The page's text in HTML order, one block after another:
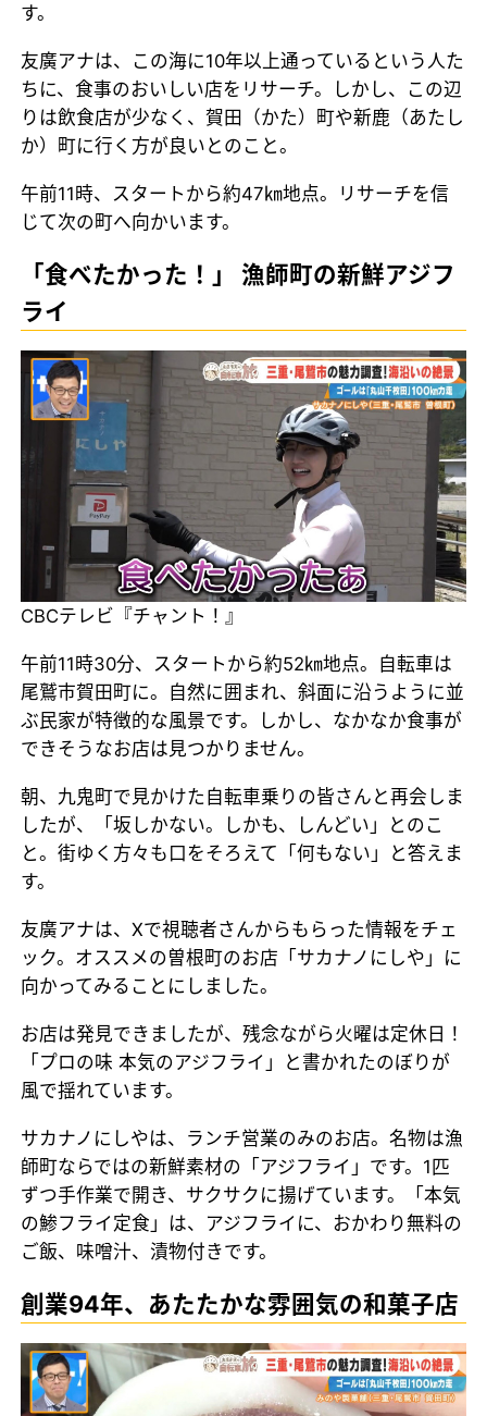
す。
友廣アナは、この海に10年以上通っているという人た
ちに、食事のおいしい店をリサーチ。しかし、この辺
りは飲食店が少なく、賀田（かた）町や新鹿（あたし
か）町に行く方が良いとのこと。
午前11時、スタートから約47㎞地点。リサーチを信
じて次の町へ向かいます。
「食べたかった！」 漁師町の新鮮アジフ
ライ
CBCテレビ『チャント！』
午前11時30分、スタートから約52㎞地点。自転車は
尾鷲市賀田町に。自然に囲まれ、斜面に沿うように並
ぶ民家が特徴的な風景です。しかし、なかなか食事が
できそうなお店は見つかりません。
朝、九鬼町で見かけた自転車乗りの皆さんと再会しま
したが、「坂しかない。しかも、しんどい」とのこ
と。街ゆく方々も口をそろえて「何もない」と答えま
す。
友廣アナは、Xで視聴者さんからもらった情報をチェ
ック。オススメの曽根町のお店「サカナノにしや」に
向かってみることにしました。
お店は発見できましたが、残念ながら火曜は定休日！
「プロの味 本気のアジフライ」と書かれたのぼりが
風で揺れています。
サカナノにしやは、ランチ営業のみのお店。名物は漁
師町ならではの新鮮素材の「アジフライ」です。1匹
ずつ手作業で開き、サクサクに揚げています。「本気
の鯵フライ定食」は、アジフライに、おかわり無料の
ご飯、味噌汁、漬物付きです。
創業94年、あたたかな雰囲気の和菓子店